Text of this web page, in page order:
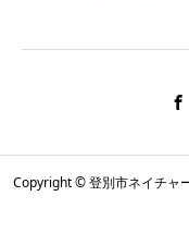
Copyright © 登別市ネイチャ